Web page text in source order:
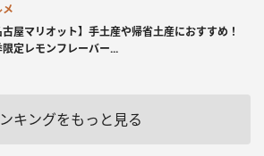
古屋マリオット】手土産や帰省土産におすすめ！
定レモンフレーバー...
キングをもっと見る